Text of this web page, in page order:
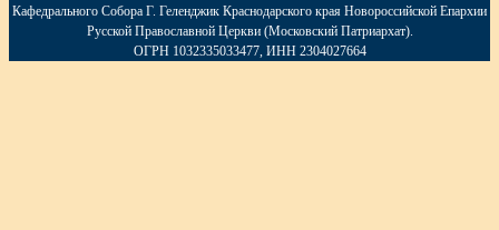
Кафедрального Собора Г. Геленджик Краснодарского края Новороссийской Епархии
Русской Православной Церкви (Московский Патриархат).
ОГРН 1032335033477, ИНН 2304027664